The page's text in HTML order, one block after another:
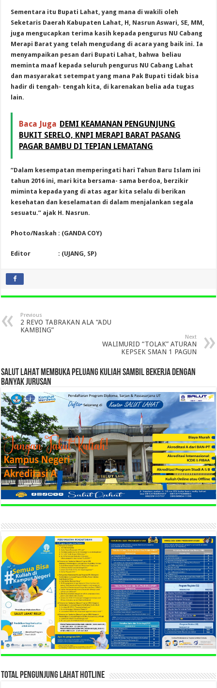
Sementara itu Bupati Lahat, yang mana di wakili oleh
Seketaris Daerah Kabupaten Lahat, H, Nasrun Aswari, SE, MM,
juga mengucapkan terima kasih kepada pengurus NU Cabang
Merapi Barat yang telah mengudang di acara yang baik ini. Ia
menyampaikan pesan dari Bupati Lahat, bahwa beliau
meminta maaf kepada seluruh pengurus NU Cabang Lahat
dan masyarakat setempat yang mana Pak Bupati tidak bisa
hadir di tengah- tengah kita, di karenakan belia ada tugas
lain.
Baca Juga DEMI KEAMANAN PENGUNJUNG
BUKIT SERELO, KNPI MERAPI BARAT PASANG
PAGAR BAMBU DI TEPIAN LEMATANG
“Dalam kesempatan memperingati hari Tahun Baru Islam ini
tahun 2016 ini, mari kita bersama- sama berdoa, berzikir
miminta kepada yang di atas agar kita selalu di berikan
kesehatan dan keselamatan di dalam menjalankan segala
sesuatu.” ajak H. Nasrun.
Photo/Naskah : (GANDA COY)
Editor : (UJANG, SP)
Previous
2 REVO TABRAKAN ALA “ADU
KAMBING”
Next
WALIMURID “TOLAK” ATURAN
KEPSEK SMAN 1 PAGUN
SALUT LAHAT MEMBUKA PELUANG KULIAH SAMBIL BEKERJA DENGAN
BANYAK JURUSAN
TOTAL PENGUNJUNG LAHAT HOTLINE